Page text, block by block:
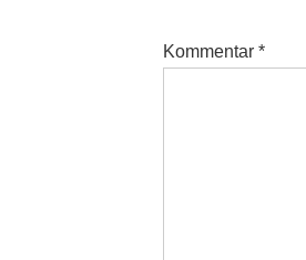
Kommentar *